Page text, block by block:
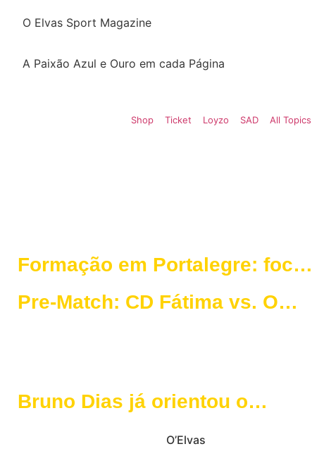
O Elvas Sport Magazine
A Paixão Azul e Ouro em cada Página
Shop Ticket Loyzo SAD All Topics
Formação em Portalegre: foco
Pre-Match: CD Fátima vs. O
Bruno Dias já orientou o
O’Elvas